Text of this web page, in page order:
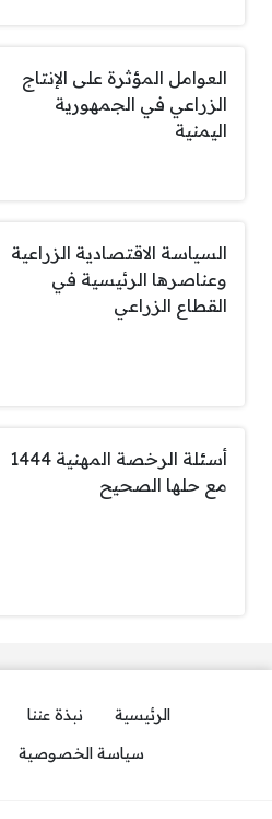
العوامل المؤثرة على الإنتاج
الزراعي في الجمهورية
اليمنية
السياسة الاقتصادية الزراعية
وعناصرها الرئيسية في
القطاع الزراعي
أسئلة الرخصة المهنية 1444
مع حلها الصحيح
الرئيسية نبذة عننا
سياسة الخصوصية